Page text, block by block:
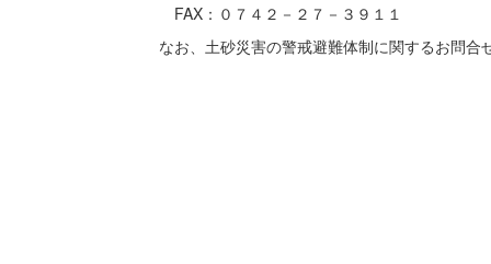
FAX：０７４２－２７－３９１１
なお、土砂災害の警戒避難体制に関するお問